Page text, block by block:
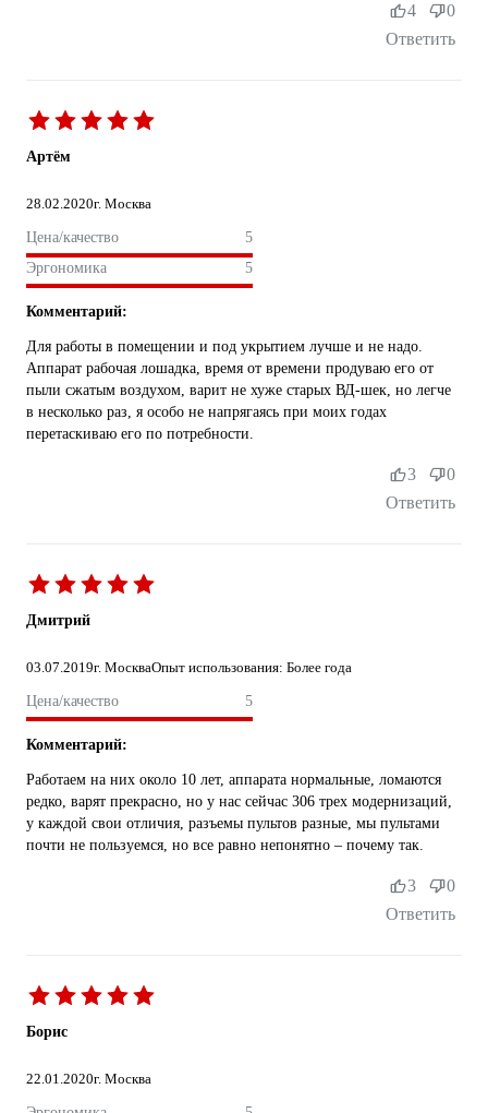
Ответить
4 0
Артём
28.02.2020г. Москва
Цена/качество
5
Эргономика
5
Комментарий:
Для работы в помещении и под укрытием лучше и не надо.
Аппарат рабочая лошадка, время от времени продуваю его от
пыли сжатым воздухом, варит не хуже старых ВД-шек, но легче
в несколько раз, я особо не напрягаясь при моих годах
перетаскиваю его по потребности.
Ответить
3 0
Дмитрий
03.07.2019г. МоскваОпыт использования: Более года
Цена/качество 5
Комментарий:
Работаем на них около 10 лет, аппарата нормальные, ломаются
редко, варят прекрасно, но у нас сейчас 306 трех модернизаций,
у каждой свои отличия, разъемы пультов разные, мы пультами
почти не пользуемся, но все равно непонятно – почему так.
Ответить
3 0
Борис
22.01.2020г. Москва